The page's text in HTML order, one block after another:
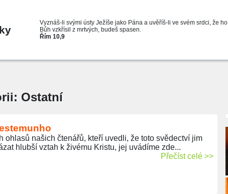
Vyznáš-li svými ústy Ježíše jako Pána a uvěříš-li ve svém srdci, že ho
Bůh vzkřísil z mrtvých, budeš spasen.
Řím 10,9
Ostatní
ohlasů našich čtenářů, kteří uvedli, že toto svědectví jim
hlubší vztah k živému Kristu, jej uvádíme zde...
Přečíst celé >>